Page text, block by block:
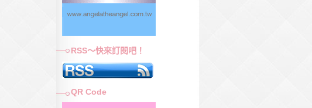
RSS～快來訂閱吧！
QR Code